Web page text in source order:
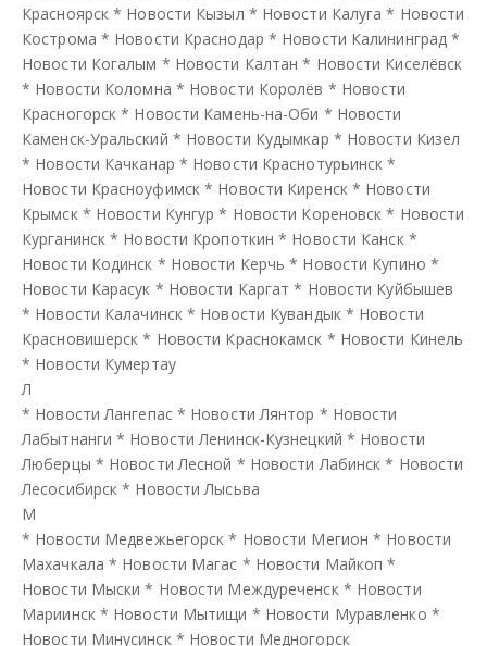
Красноярск * Новости Кызыл * Новости Калуга * Новости
Кострома * Новости Краснодар * Новости Калининград *
Новости Когалым * Новости Калтан * Новости Киселёвск
* Новости Коломна * Новости Королёв * Новости
Красногорск * Новости Камень-на-Оби * Новости
Каменск-Уральский * Новости Кудымкар * Новости Кизел
* Новости Качканар * Новости Краснотурьинск *
Новости Красноуфимск * Новости Киренск * Новости
Крымск * Новости Кунгур * Новости Кореновск * Новости
Курганинск * Новости Кропоткин * Новости Канск *
Новости Кодинск * Новости Керчь * Новости Купино *
Новости Карасук * Новости Каргат * Новости Куйбышев
* Новости Калачинск * Новости Кувандык * Новости
Красновишерск * Новости Краснокамск * Новости Кинель
* Новости Кумертау
Л
* Новости Лангепас* Новости Лянтор * Новости
Лабытнанги * Новости Ленинск-Кузнецкий * Новости
Люберцы * Новости Лесной * Новости Лабинск * Новости
Лесосибирск * Новости Лысьва
М
* Новости Медвежьегорск * Новости Мегион * Новости
Махачкала * Новости Магас * Новости Майкоп *
Новости Мыски * Новости Междуреченск * Новости
Мариинск * Новости Мытищи * Новости Муравленко *
Новости Минусинск * Новости Медногорск